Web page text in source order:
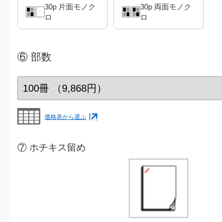
30p 片面モノク
ロ
30p 両面モノク
ロ
⑥ 部数
価格表から選ぶ
⑦ ホチキス留め